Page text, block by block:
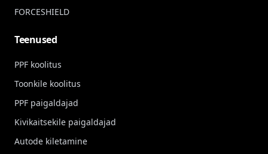
FORCESHIELD
Teenused
PPF koolitus
Toonkile koolitus
PPF paigaldajad
Kivikaitsekile paigaldajad
Autode kiletamine